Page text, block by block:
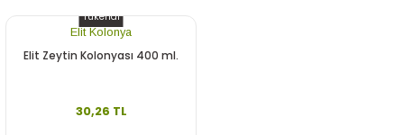
Tükendi
Elit Kolonya
Elit Zeytin Kolonyası 400 ml.
30,26 TL